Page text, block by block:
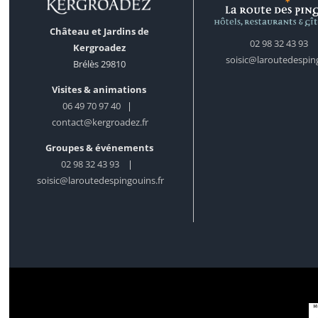
Château et Jardins de
Kergroadez
Brélès 29810
Visites & animations
06 49 70 97 40
|
contact@kergroadez.fr
Groupes & événements
02 98 32 43 93 |
soisic@laroutedespingouins.fr
02 98 32 43 93